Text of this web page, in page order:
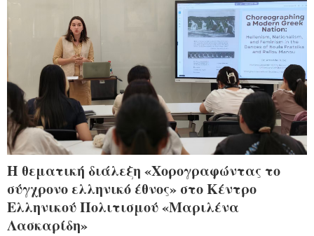
Η θεματική διάλεξη «Χορογραφώντας το
σύγχρονο ελληνικό έθνος» στο Κέντρο
Ελληνικού Πολιτισμού «Μαριλένα
Λασκαρίδη»